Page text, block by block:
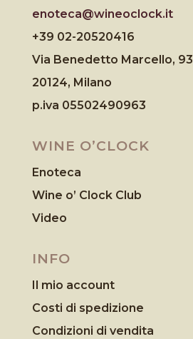
enoteca@wineoclock.it
+39 02-20520416
Via Benedetto Marcello, 93
20124, Milano
p.iva 05502490963
WINE O’CLOCK
Enoteca
Wine o’ Clock Club
Video
INFO
Il mio account
Costi di spedizione
Condizioni di vendita